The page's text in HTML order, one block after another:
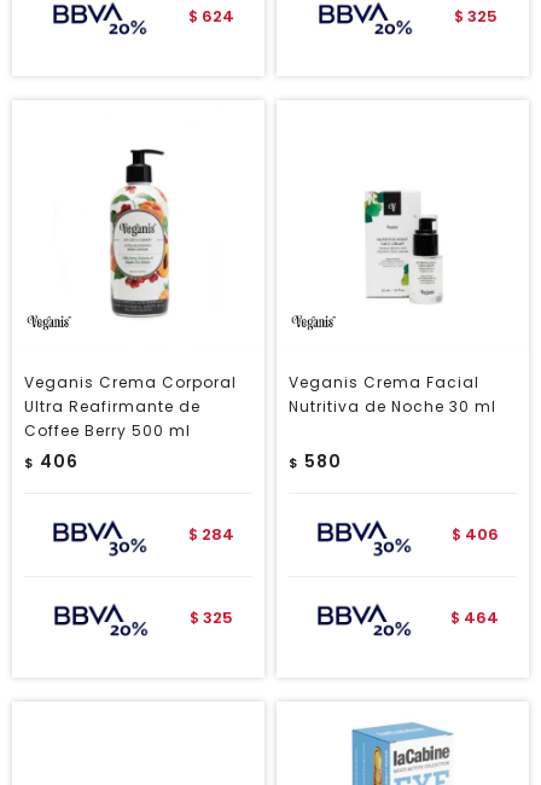
$ 624 $ 325
Veganis Crema Corporal
Ultra Reafirmante de
Coffee Berry 500 ml
$ 406
$ 284
$ 325
Veganis Crema Facial
Nutritiva de Noche 30 ml
$ 580
$ 406
$ 464